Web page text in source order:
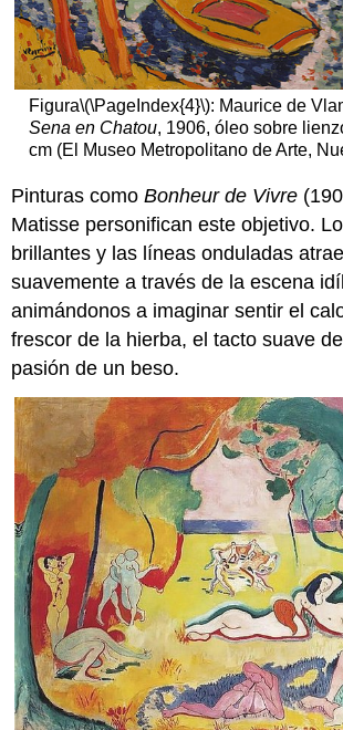
Figura\(\PageIndex{4}\): Maurice de
Sena en Chatou, 1906, óleo sobre
cm (El Museo Metropolitano de Arte,
Pinturas comoBonheur de Vivre
Matisse personifican este objetivo.
brillantes y las líneas onduladas
suavemente a través de la escena
animándonos a imaginar sentir el
frescor de la hierba, el tacto suave
pasión de un beso.